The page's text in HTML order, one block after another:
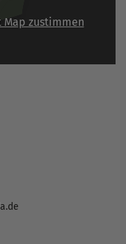
Map zustimmen